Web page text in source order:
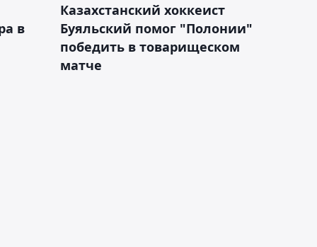
в
Казахстанский хоккеист
Буяльский помог "Полонии"
победить в товарищеском
матче